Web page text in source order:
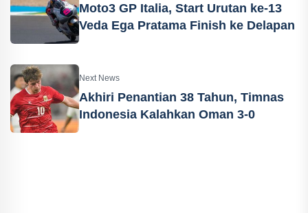
Moto3 GP Italia, Start Urutan ke-13
Veda Ega Pratama Finish ke Delapan
Next News
Akhiri Penantian 38 Tahun, Timnas
Indonesia Kalahkan Oman 3-0